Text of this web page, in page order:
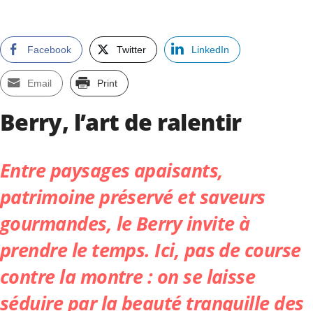
Facebook Twitter LinkedIn
Email Print
Berry, l’art de ralentir
Entre paysages apaisants,
patrimoine préservé et saveurs
gourmandes, le Berry invite à
prendre le temps. Ici, pas de course
contre la montre : on se laisse
séduire par la beauté tranquille des